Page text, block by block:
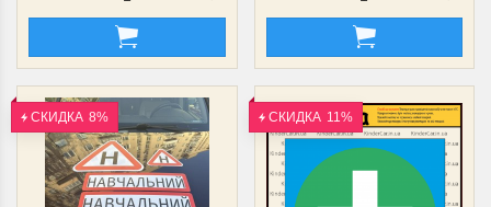
СКИДКА 8% СКИДКА 11%